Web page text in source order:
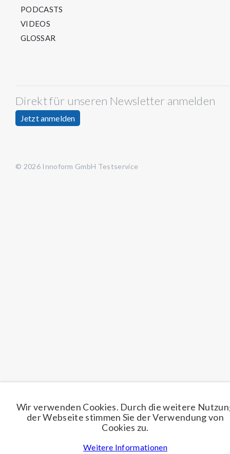
PODCASTS
VIDEOS
GLOSSAR
Direkt für unseren Newsletter anmelden
Jetzt anmelden
© 2026 Innoform GmbH Testservice
Wir verwenden Cookies. Durch die weitere
der Webseite stimmen Sie der Verwendung von
Cookies zu.
Weitere Informationen